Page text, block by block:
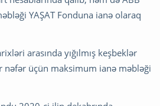
YAŞAT Fonduna ianə olaraq
arasında yığılmış keşbeklər
nəfər üçün maksimum ianə məbləği